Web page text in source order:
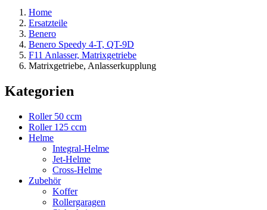
Home
Ersatzteile
Benero
Benero Speedy 4-T, QT-9D
F11 Anlasser, Matrixgetriebe
Matrixgetriebe, Anlasserkupplung
Kategorien
Roller 50 ccm
Roller 125 ccm
Helme
Integral-Helme
Jet-Helme
Cross-Helme
Zubehör
Koffer
Rollergaragen